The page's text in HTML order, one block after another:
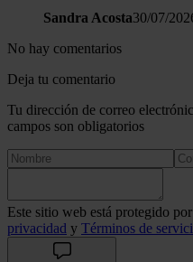
Sandra Acosta30/07/
No hay comentarios
Deja tu comentario
Tu dirección de correo
campos son obligatorios
Este sitio web está protegido
privacidad y Términos de